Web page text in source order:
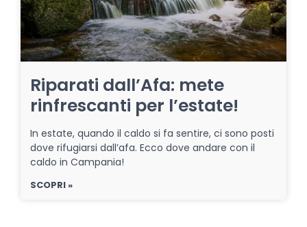
Riparati dall’Afa: mete
rinfrescanti per l’estate!
In estate, quando il caldo si fa sentire, ci sono posti
dove rifugiarsi dall’afa. Ecco dove andare con il
caldo in Campania!
SCOPRI »